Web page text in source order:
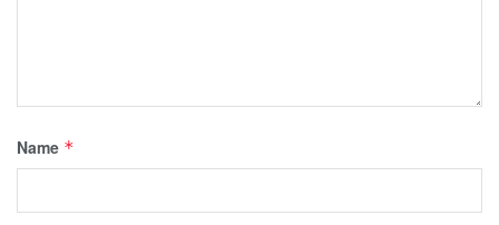
Name *